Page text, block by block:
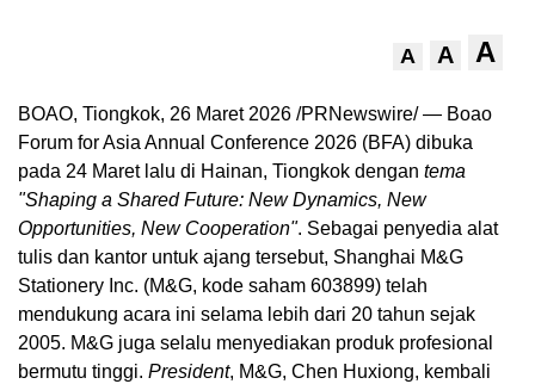
A A A
BOAO, Tiongkok, 26 Maret 2026 /PRNewswire/ — Boao
Forum for Asia Annual Conference 2026 (BFA) dibuka
pada 24 Maret lalu di Hainan, Tiongkok dengan tema
"Shaping a Shared Future: New Dynamics, New
Opportunities, New Cooperation". Sebagai penyedia alat
tulis dan kantor untuk ajang tersebut, Shanghai M&G
Stationery Inc. (M&G, kode saham 603899) telah
mendukung acara ini selama lebih dari 20 tahun sejak
2005. M&G juga selalu menyediakan produk profesional
bermutu tinggi. President, M&G, Chen Huxiong, kembali